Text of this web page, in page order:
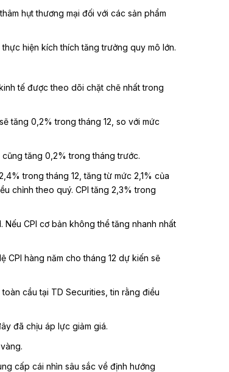
hụt thương mại đối với các sản phẩm
hiện kích thích tăng trưởng quy mô lớn.
tế được theo dõi chặt chẽ nhất trong
tăng 0,2% trong tháng 12, so với mức
tăng 0,2% trong tháng trước.
trong tháng 12, tăng từ mức 2,1% của
chỉnh theo quý. CPI tăng 2,3% trong
CPI cơ bản không thể tăng nhanh nhất
CPI hàng năm cho tháng 12 dự kiến ​​sẽ
cầu tại TD Securities, tin rằng điều
đã chịu áp lực giảm giá.
cấp cái nhìn sâu sắc về định hướng